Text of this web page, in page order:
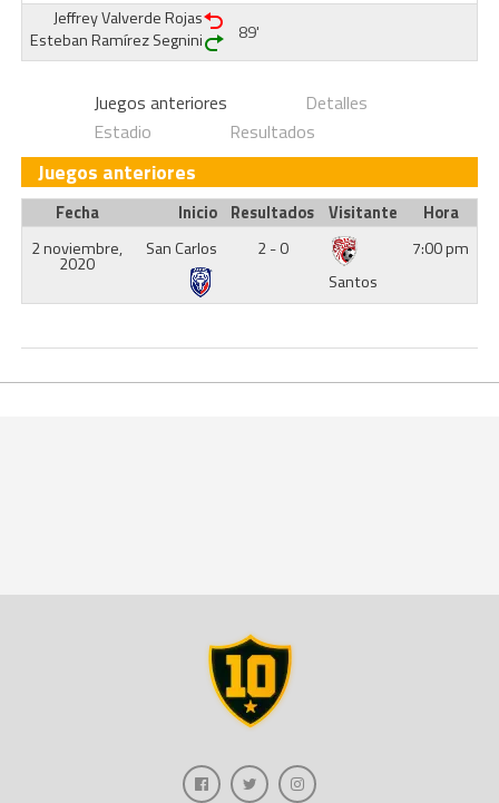
Jeffrey Valverde Rojas
Esteban Ramírez Segnini
89'
Juegos anteriores
Detalles
Estadio
Resultados
Juegos anteriores
Fecha Inicio Resultados Visitante
Hora
2 noviembre,
2020
San Carlos
2 - 0
Santos
7:00 pm